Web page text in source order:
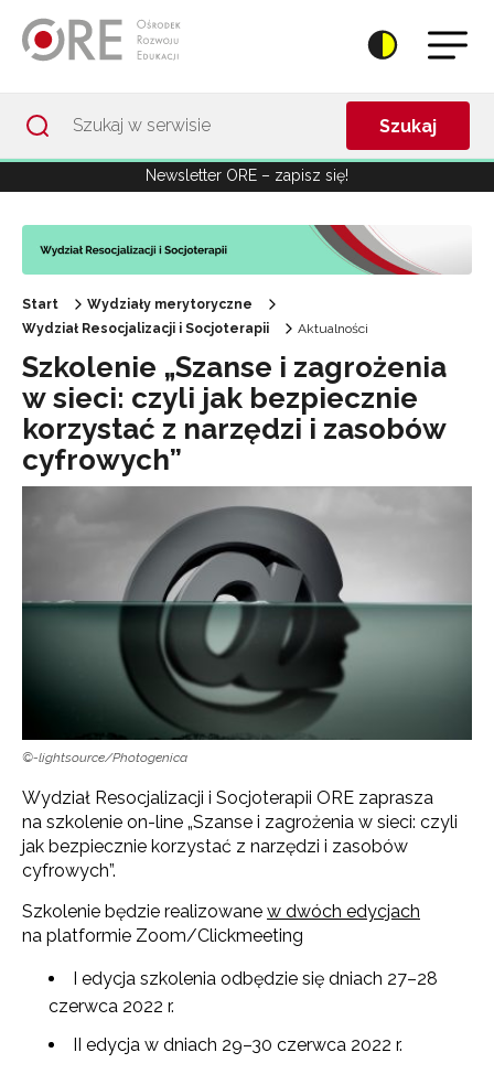
Szukaj
Newsletter ORE – zapisz się!
Start
Wydziały merytoryczne
Wydział Resocjalizacji i Socjoterapii
Aktualności
Szkolenie „Szanse i zagrożenia
w sieci: czyli jak bezpiecznie
korzystać z narzędzi i zasobów
cyfrowych”
©-lightsource/Photogenica
Wydział Resocjalizacji i Socjoterapii ORE zaprasza
na szkolenie on-line „Szanse i zagrożenia w sieci: czyli
jak bezpiecznie korzystać z narzędzi i zasobów
cyfrowych”.
Szkolenie będzie realizowane w dwóch edycjach
na platformie Zoom/Clickmeeting
I edycja szkolenia odbędzie się dniach 27–28
czerwca 2022 r.
II edycja w dniach 29–30 czerwca 2022 r.